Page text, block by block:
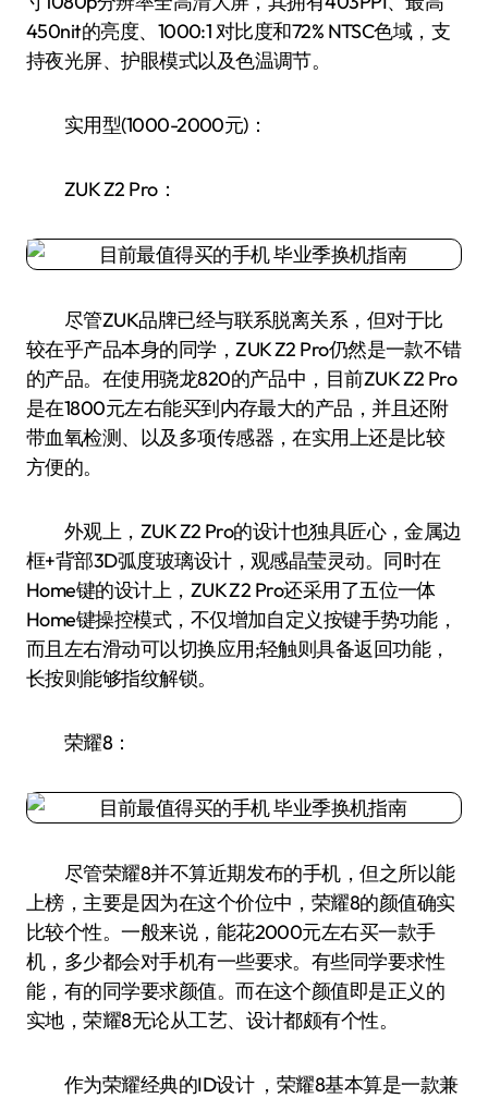
450nit的亮度、1000:1 对比度和72% NTSC色域，支
持夜光屏、护眼模式以及色温调节。
实用型(1000-2000元)：
ZUK Z2 Pro：
尽管ZUK品牌已经与联系脱离关系，但对于比
较在乎产品本身的同学，ZUK Z2 Pro仍然是一款不错
的产品。在使用骁龙820的产品中，目前ZUK Z2 Pro
是在1800元左右能买到内存最大的产品，并且还附
带血氧检测、以及多项传感器，在实用上还是比较
方便的。
外观上，ZUK Z2 Pro的设计也独具匠心，金属边
框+背部3D弧度玻璃设计，观感晶莹灵动。同时在
Home键的设计上，ZUK Z2 Pro还采用了五位一体
Home键操控模式，不仅增加自定义按键手势功能，
而且左右滑动可以切换应用;轻触则具备返回功能，
长按则能够指纹解锁。
荣耀8：
尽管荣耀8并不算近期发布的手机，但之所以能
上榜，主要是因为在这个价位中，荣耀8的颜值确实
比较个性。一般来说，能花2000元左右买一款手
机，多少都会对手机有一些要求。有些同学要求性
能，有的同学要求颜值。而在这个颜值即是正义的
实地，荣耀8无论从工艺、设计都颇有个性。
作为荣耀经典的ID设计 ，荣耀8基本算是一款兼